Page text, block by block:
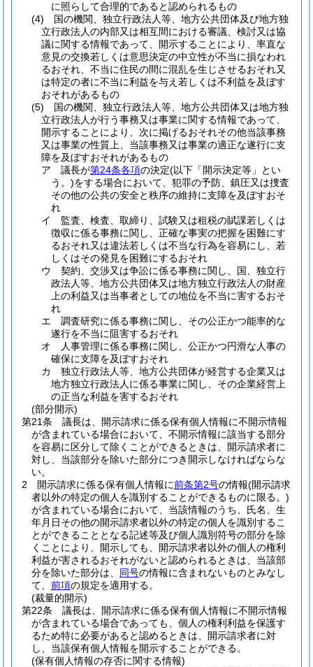
に照らして合理的であると認められるもの
(4)
国の機関、独立行政法人等、地方公共団体及び地方独
立行政法人の内部又は相互間における審議、検討又は協
議に関する情報であって、開示することにより、率直な
意見の交換若しくは意思決定の中立性が不当に損なわれ
るおそれ、不当に住民の間に混乱を生じさせるおそれ又
は特定の者に不当に利益を与え若しくは不利益を及ぼす
おそれがあるもの
(5)
国の機関、独立行政法人等、地方公共団体又は地方独
立行政法人が行う事務又は事業に関する情報であって、
開示することにより、次に掲げるおそれその他当該事務
又は事業の性質上、当該事務又は事業の適正な遂行に支
障を及ぼすおそれがあるもの
ア
議長が第24条各項の決定(以下「開示決定等」とい
う。)をする場合において、犯罪の予防、鎮圧又は捜査
その他の公共の安全と秩序の維持に支障を及ぼすおそ
れ
イ
監査、検査、取締り、試験又は租税の賦課若しくは
徴収に係る事務に関し、正確な事実の把握を困難にす
るおそれ又は違法若しくは不当な行為を容易にし、若
しくはその発見を困難にするおそれ
ウ
契約、交渉又は争訟に係る事務に関し、国、独立行
政法人等、地方公共団体又は地方独立行政法人の財産
上の利益又は当事者としての地位を不当に害するおそ
れ
エ
調査研究に係る事務に関し、その公正かつ能率的な
遂行を不当に阻害するおそれ
オ
人事管理に係る事務に関し、公正かつ円滑な人事の
確保に支障を及ぼすおそれ
カ
独立行政法人等、地方公共団体が経営する企業又は
地方独立行政法人に係る事業に関し、その企業経営上
の正当な利益を害するおそれ
(部分開示)
第21条
議長は、開示請求に係る保有個人情報に不開示情報
が含まれている場合において、不開示情報に該当する部分
を容易に区分して除くことができるときは、開示請求者に
対し、当該部分を除いた部分につき開示しなければならな
い。
2
開示請求に係る保有個人情報に前条第2号の情報(開示請求
者以外の特定の個人を識別することができるものに限る。)
が含まれている場合において、当該情報のうち、氏名、生
年月日その他の開示請求者以外の特定の個人を識別するこ
とができることとなる記述等及び個人識別符号の部分を除
くことにより、開示しても、開示請求者以外の個人の権利
利益が害されるおそれがないと認められるときは、当該部
分を除いた部分は、 同号の情報に含まれないものとみなし
て、 前項の規定を適用する。
(裁量的開示)
第22条
議長は、開示請求に係る保有個人情報に不開示情報
が含まれている場合であっても、個人の権利利益を保護す
るため特に必要があると認めるときは、開示請求者に対
し、当該保有個人情報を開示することができる。
(保有個人情報の存否に関する情報)